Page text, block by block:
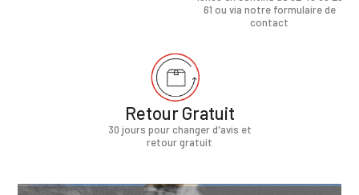
61 ou via notre formulaire de
contact
Retour Gratuit
30 jours pour changer d'avis et
retour gratuit